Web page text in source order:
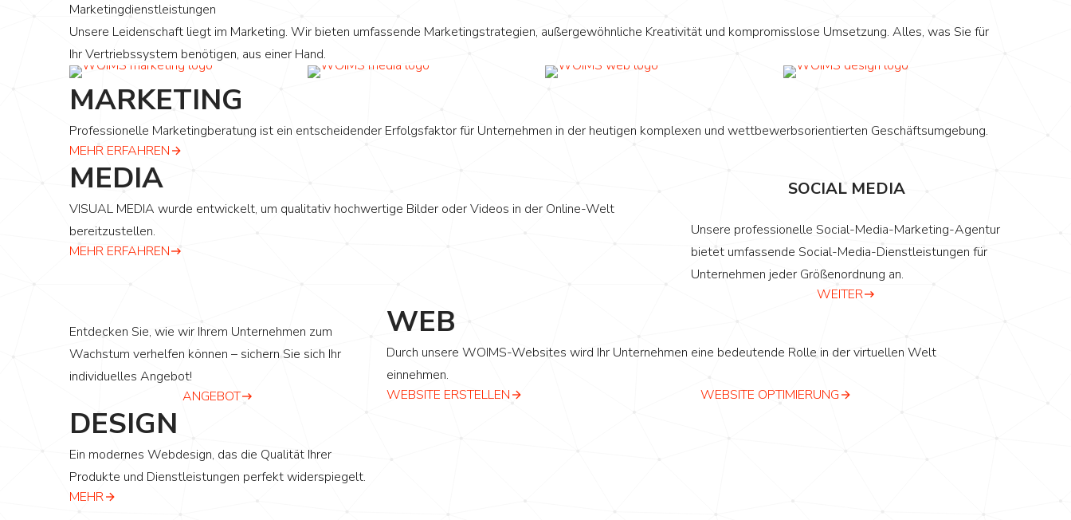
Marketingdienstleistungen
Unsere Leidenschaft liegt im Marketing. Wir bieten umfassende Marketingstrategien, außergewöhnliche Kreativität und kompromisslose Umsetzung. Alles, was Sie für
Ihr Vertriebssystem benötigen, aus einer Hand.
MARKETING
Professionelle Marketingberatung ist ein entscheidender Erfolgsfaktor für Unternehmen in der heutigen komplexen und wettbewerbsorientierten Geschäftsumgebung.
MEHR ERFAHREN
MEDIA
VISUAL MEDIA wurde entwickelt, um qualitativ hochwertige Bilder oder Videos in der Online-Welt
bereitzustellen.
MEHR ERFAHREN
SOCIAL MEDIA
Unsere professionelle Social-Media-Marketing-Agentur
bietet umfassende Social-Media-Dienstleistungen für
Unternehmen jeder Größenordnung an.
WEITER
Entdecken Sie, wie wir Ihrem Unternehmen zum
Wachstum verhelfen können – sichern Sie sich Ihr
individuelles Angebot!
ANGEBOT
WEB
Durch unsere WOIMS-Websites wird Ihr Unternehmen eine bedeutende Rolle in der virtuellen Welt
einnehmen.
WEBSITE ERSTELLEN
WEBSITE OPTIMIERUNG
DESIGN
Ein modernes Webdesign, das die Qualität Ihrer
Produkte und Dienstleistungen perfekt widerspiegelt.
MEHR